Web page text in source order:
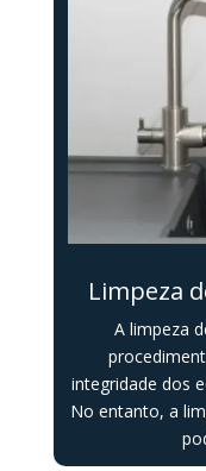
Limpeza
A limpeza
integridade dos
No entanto, a